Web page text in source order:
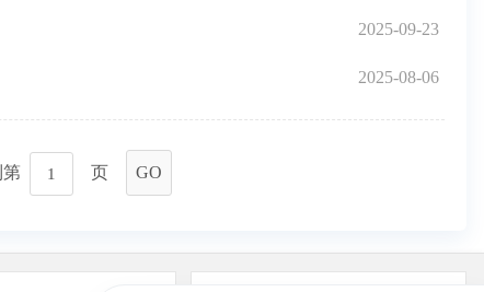
2025-09-23
2025-08-06
页 GO